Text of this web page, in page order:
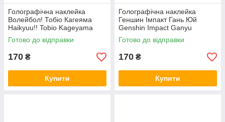
Голографічна наклейка
Волейбол! Тобіо Кагеяма
Haikyuu!! Tobio Kageyama
Готово до відправки
170 ₴
Купити
Голографічна наклейка
Геншин Імпакт Гань Юй
Genshin Impact Ganyu
112x135 мм
Готово до відправки
170 ₴
Купити